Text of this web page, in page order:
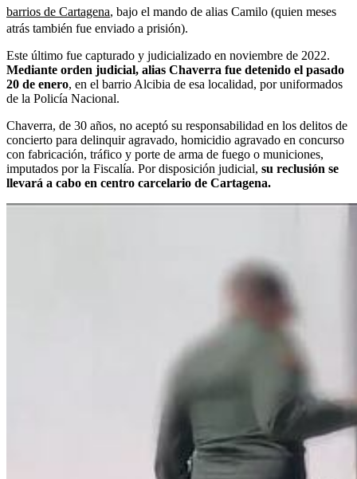
barrios de Cartagena, bajo el mando de alias Camilo (quien meses
atrás también fue enviado a prisión).
Este último fue capturado y judicializado en noviembre de 2022.
Mediante orden judicial, alias Chaverra fue detenido el pasado
20 de enero, en el barrio Alcibia de esa localidad, por uniformados
de la Policía Nacional.
Chaverra, de 30 años, no aceptó su responsabilidad en los delitos de
concierto para delinquir agravado, homicidio agravado en concurso
con fabricación, tráfico y porte de arma de fuego o municiones,
imputados por la Fiscalía. Por disposición judicial, su reclusión se
llevará a cabo en centro carcelario de Cartagena.